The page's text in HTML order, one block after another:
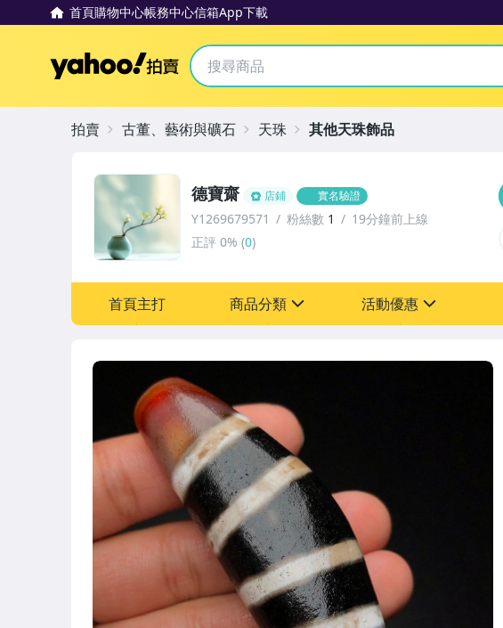
首頁購物中心帳務中心信箱App下載
Yahoo拍賣
德寶齋 店鋪 實名驗證
Y1269679571 粉絲數 1
19分鐘前上線
正評 0% (0)
首頁主打 商品分類 活動優惠
拍賣 古董、藝術與礦石 天珠 其他天珠飾品